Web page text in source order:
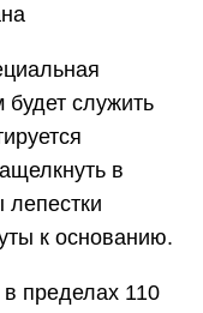
служить
в
лепестки
к основанию.
пределах 110